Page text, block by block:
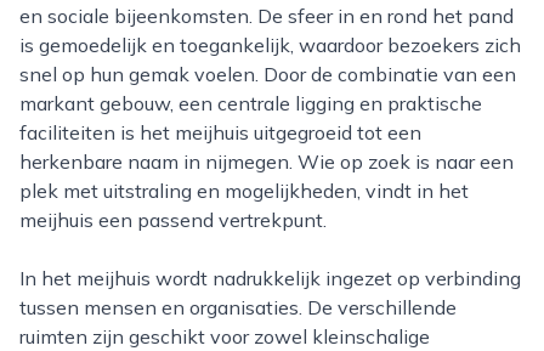
en sociale bijeenkomsten. De sfeer in en rond het pand
is gemoedelijk en toegankelijk, waardoor bezoekers zich
snel op hun gemak voelen. Door de combinatie van een
markant gebouw, een centrale ligging en praktische
faciliteiten is het meijhuis uitgegroeid tot een
herkenbare naam in nijmegen. Wie op zoek is naar een
plek met uitstraling en mogelijkheden, vindt in het
meijhuis een passend vertrekpunt.
In het meijhuis wordt nadrukkelijk ingezet op verbinding
tussen mensen en organisaties. De verschillende
ruimten zijn geschikt voor zowel kleinschalige